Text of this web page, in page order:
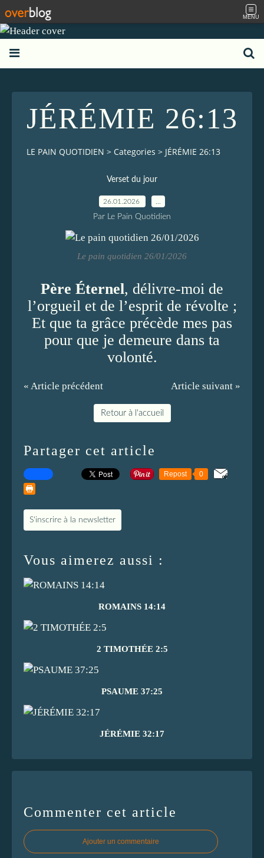
MENU
JÉRÉMIE 26:13
LE PAIN QUOTIDIEN > Categories > JÉRÉMIE 26:13
Verset du jour
26.01.2026
Par Le Pain Quotidien
Le pain quotidien 26/01/2026
Père Éternel, délivre-moi de
l’orgueil et de l’esprit de révolte ;
Et que ta grâce précède mes pas
pour que je demeure dans ta
volonté.
« Article précédent Article suivant »
Retour à l'accueil
Partager cet article
Repost 0
S'inscrire à la newsletter
Vous aimerez aussi :
ROMAINS 14:14
2 TIMOTHÉE 2:5
PSAUME 37:25
JÉRÉMIE 32:17
Commenter cet article
Ajouter un commentaire